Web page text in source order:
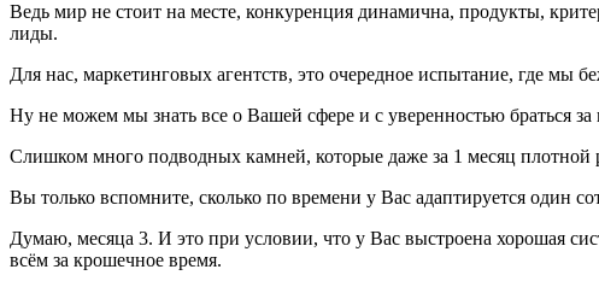
Ведь мир не стоит на месте, конкуренция динамична, продукты,
лиды.
Для нас, маркетинговых агентств, это очередное испытание, где мы
Ну не можем мы знать все о Вашей сфере и с уверенностью браться за
Слишком много подводных камней, которые даже за 1 месяц плотной
Вы только вспомните, сколько по времени у Вас адаптируется один
Думаю, месяца 3. И это при условии, что у Вас выстроена хорошая
всём за крошечное время.